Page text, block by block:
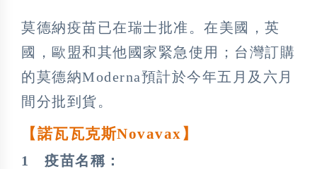
莫德納疫苗已在瑞士批准。在美國，英
國，歐盟和其他國家緊急使用；台灣訂購
的莫德納Moderna預計於今年五月及六月
間分批到貨。
【諾瓦瓦克斯Novavax 】
1 疫苗名稱：